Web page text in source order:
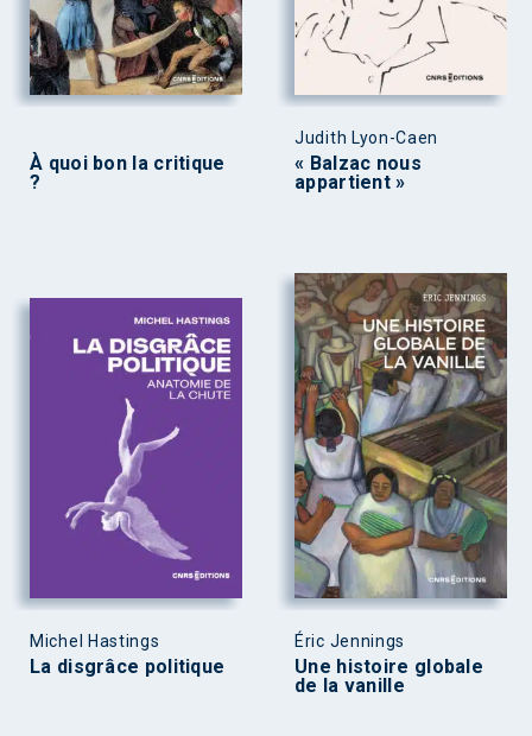
À quoi bon la critique
?
Judith Lyon-Caen
« Balzac nous
appartient »
Michel Hastings
La disgrâce politique
Éric Jennings
Une histoire globale
de la vanille